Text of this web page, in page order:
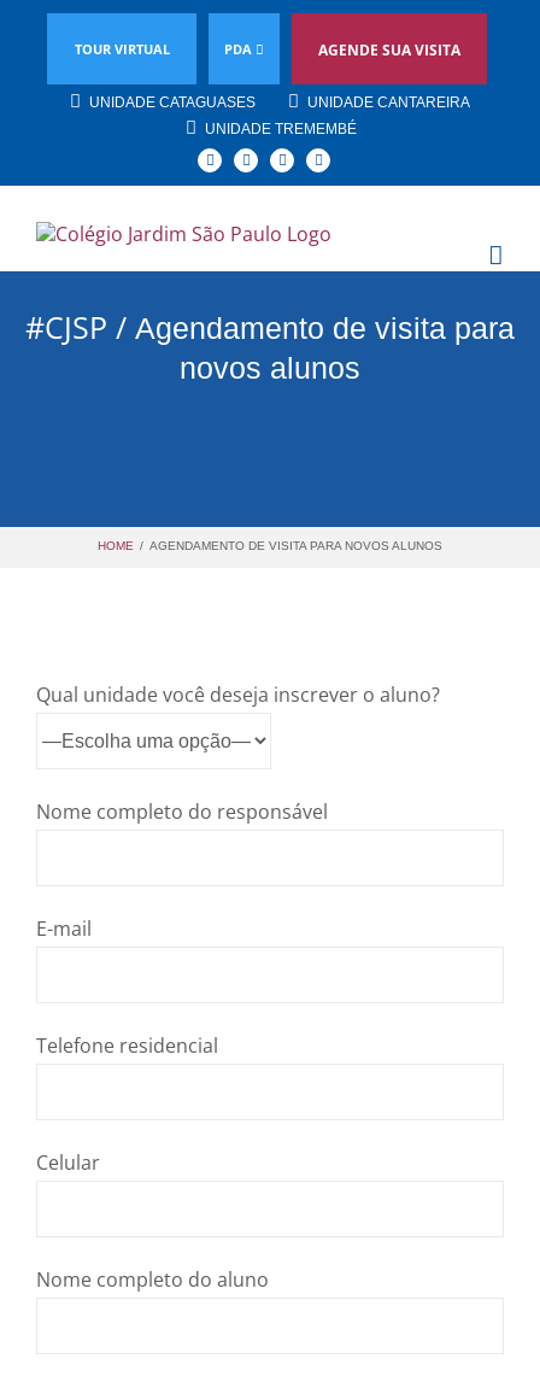
TOUR VIRTUAL PDA AGENDE SUA VISITA
UNIDADE CATAGUASES
UNIDADE CANTAREIRA
UNIDADE TREMEMBÉ
FacebookInstagramYouTubeLinkedin
#CJSP / Agendamento de visita para
novos alunos
HOME / AGENDAMENTO DE VISITA PARA NOVOS ALUNOS
Qual unidade você deseja inscrever o aluno?
Nome completo do responsável
E-mail
Telefone residencial
Celular
Nome completo do aluno